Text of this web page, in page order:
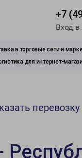
+7
Вход
в торговые сети и
для интернет-
перевозку